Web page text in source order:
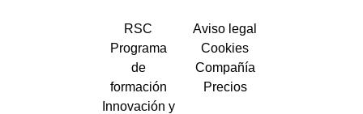
RSC
Programa
de
formación
Innovación y
Aviso legal
Cookies
Compañía
Precios